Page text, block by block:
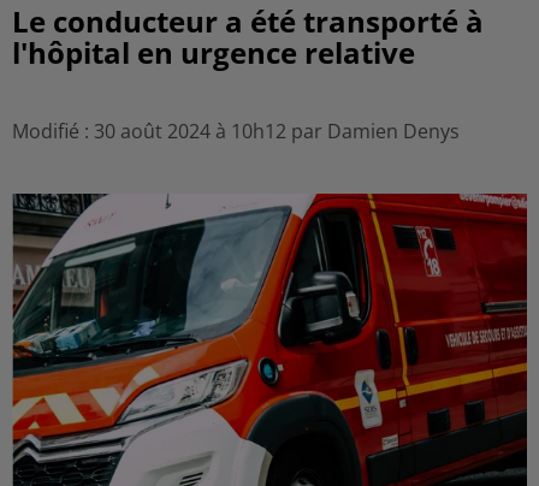
Le conducteur a été transporté à
l'hôpital en urgence relative
Modifié : 30 août 2024 à 10h12 par Damien Denys